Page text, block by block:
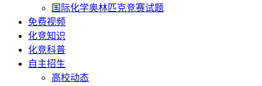
国际化学奥林匹克竞赛试题
免费视频
化竞知识
化竞科普
自主招生
高校动态